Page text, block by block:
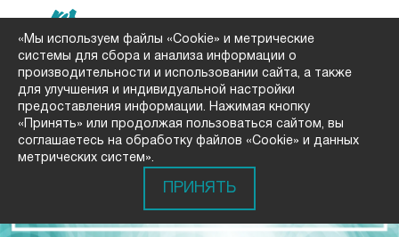
«Мы используем файлы «Cookie» и метрические
системы для сбора и анализа информации о
производительности и использовании сайта, а также
для улучшения и индивидуальной настройки
предоставления информации. Нажимая кнопку
«Принять» или продолжая пользоваться сайтом, вы
соглашаетесь на обработку файлов «Cookie» и данных
метрических систем».
ПРИНЯТЬ